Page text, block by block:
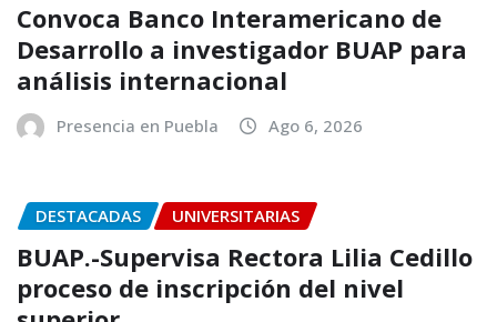
Convoca Banco Interamericano de
Desarrollo a investigador BUAP para
análisis internacional
Presencia en Puebla Ago 6, 2026
DESTACADAS UNIVERSITARIAS
BUAP.-Supervisa Rectora Lilia Cedillo
proceso de inscripción del nivel